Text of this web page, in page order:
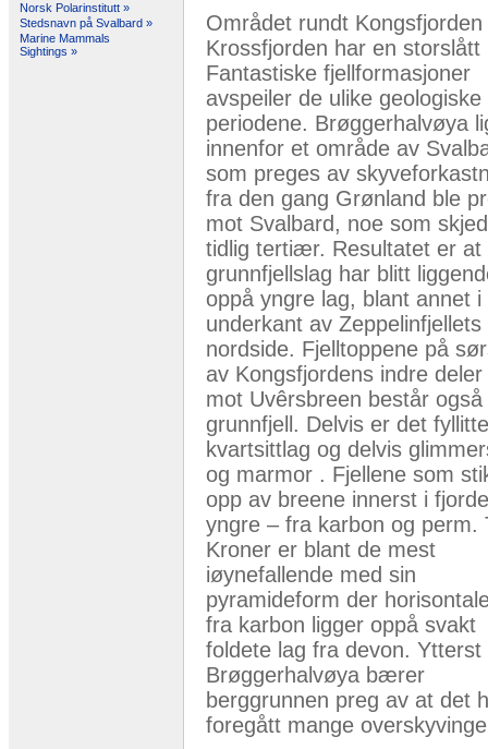
Norsk Polarinstitutt »
Stedsnavn på Svalbard »
Marine Mammals
Sightings »
Området rundt Kongsfjorden
Krossfjorden har en storslått
Fantastiske fjellformasjoner
avspeiler de ulike geologiske
periodene. Brøggerhalvøya
innenfor et område av
som preges av
fra den gang Grønland ble
mot Svalbard, noe som
tidlig tertiær. Resultatet er at
grunnfjellslag har blitt
oppå yngre lag, blant annet i
underkant av Zeppelinfjellets
nordside. Fjelltoppene på
av Kongsfjordens indre deler
mot Uvêrsbreen består også
grunnfjell. Delvis er det
kvartsittlag og delvis
og marmor . Fjellene som
opp av breene innerst i
yngre – fra karbon og perm.
Kroner er blant de mest
iøynefallende med sin
pyramideform der
fra karbon ligger oppå svakt
foldete lag fra devon. Ytterst
Brøggerhalvøya bærer
berggrunnen preg av at det
foregått mange